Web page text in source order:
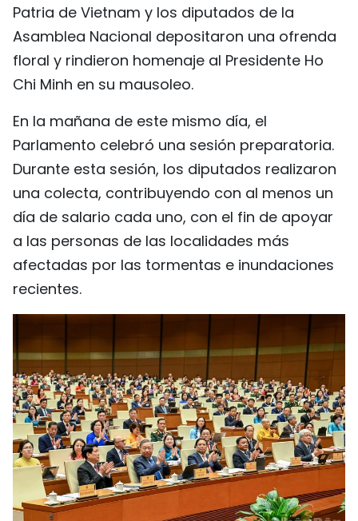
Patria de Vietnam y los diputados de la
Asamblea Nacional depositaron una ofrenda
floral y rindieron homenaje al Presidente Ho
Chi Minh en su mausoleo.
En la mañana de este mismo día, el
Parlamento celebró una sesión preparatoria.
Durante esta sesión, los diputados realizaron
una colecta, contribuyendo con al menos un
día de salario cada uno, con el fin de apoyar
a las personas de las localidades más
afectadas por las tormentas e inundaciones
recientes.